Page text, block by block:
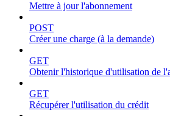
Mettre à jour l'abonnement
POST
Créer une charge (à la demande)
GET
Obtenir l'historique d'utilisation de
GET
Récupérer l'utilisation du crédit